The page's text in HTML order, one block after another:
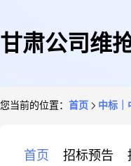
甘肃公司维
您当前的位置： 首页 中标｜
首页 招标预告